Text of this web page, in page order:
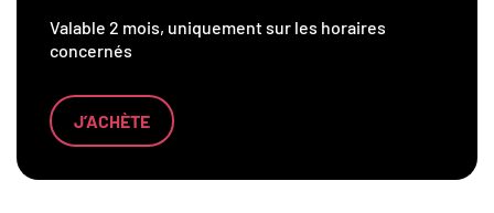
Valable 2 mois, uniquement sur les horaires
concernés
J’ACHÈTE